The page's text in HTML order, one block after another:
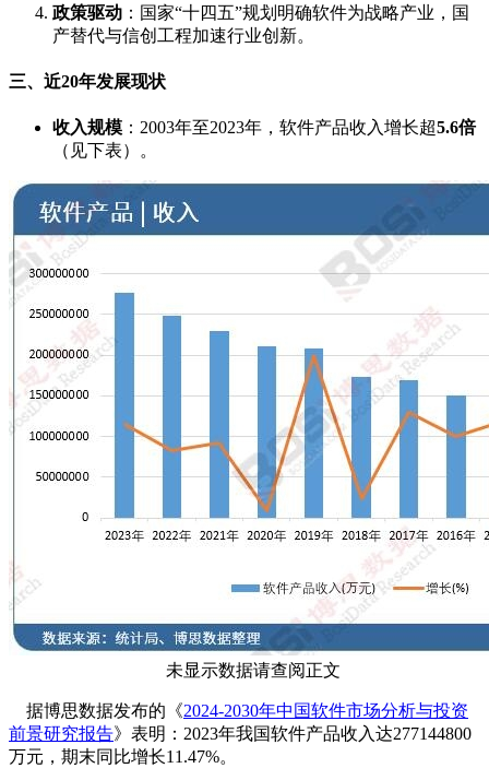
政策驱动 ：国家“十四五”规划明确软件为战略产业，国
产替代与信创工程加速行业创新。
三、近20年发展现状
收入规模 ：2003年至2023年，软件产品收入增长超5.6倍
（见下表）。
未显示数据请查阅正文
据博思数据发布的《2024-2030年中国软件市场分析与投资
前景研究报告》表明：2023年我国软件产品收入达277144800
万元，期末同比增长11.47%。